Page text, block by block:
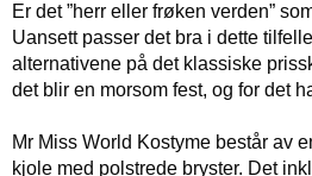
Er det ”herr eller frøken verden”
Uansett passer det bra i dette
alternativene på det klassiske
det blir en morsom fest, og for det
Mr Miss World Kostyme består av
kjole med polstrede bryster. Det